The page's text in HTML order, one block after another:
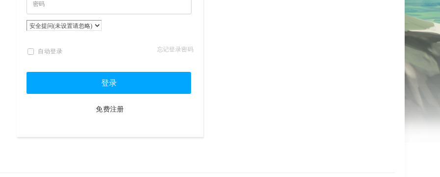
自动登录 忘记登录密码
登录
免费注册